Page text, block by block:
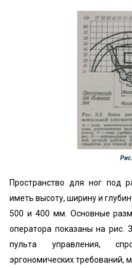
Пространство для ног под
иметь высоту, ширину и
500 и 400 мм. Основные
оператора показаны на рис.
пульта управления,
эргономических требований,